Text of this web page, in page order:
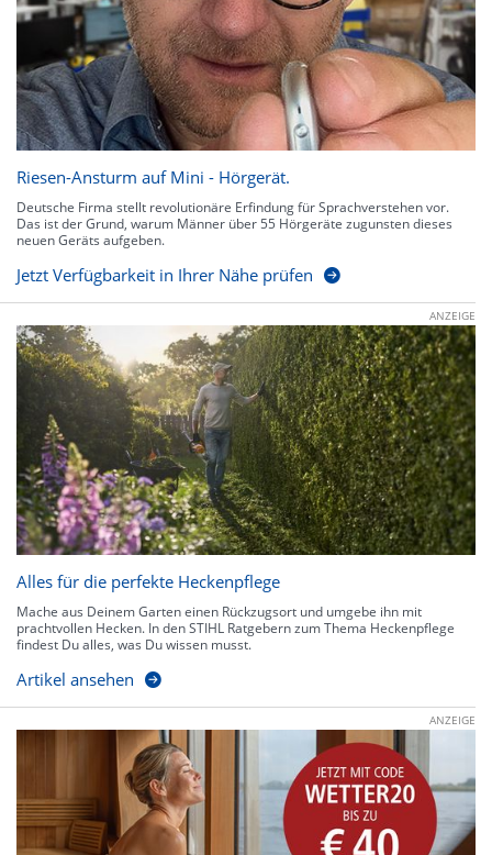
Riesen-Ansturm auf Mini - Hörgerät.
Deutsche Firma stellt revolutionäre Erfindung für Sprachverstehen vor.
Das ist der Grund, warum Männer über 55 Hörgeräte zugunsten dieses
neuen Geräts aufgeben.
Jetzt Verfügbarkeit in Ihrer Nähe prüfen
ANZEIGE
Alles für die perfekte Heckenpflege
Mache aus Deinem Garten einen Rückzugsort und umgebe ihn mit
prachtvollen Hecken. In den STIHL Ratgebern zum Thema Heckenpflege
findest Du alles, was Du wissen musst.
Artikel ansehen
ANZEIGE